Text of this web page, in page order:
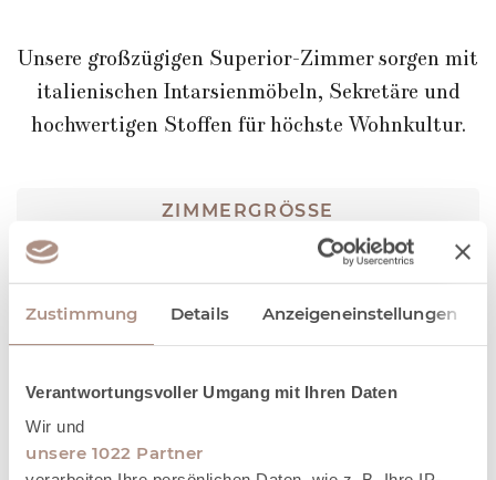
Zustimmung Details Anzeigeneinstellungen
Verantwortungsvoller Umgang mit Ihren Daten
Wir und
unsere 1022 Partner
Unsere großzügigen Superior-Zimmer sorgen mit
italienischen Intarsienmöbeln, Sekretäre und
hochwertigen Stoffen für höchste Wohnkultur.
ZIMMERGRÖSSE
BELEGUNG
1 - 2 PERSONEN
ZIMMERANZAHL